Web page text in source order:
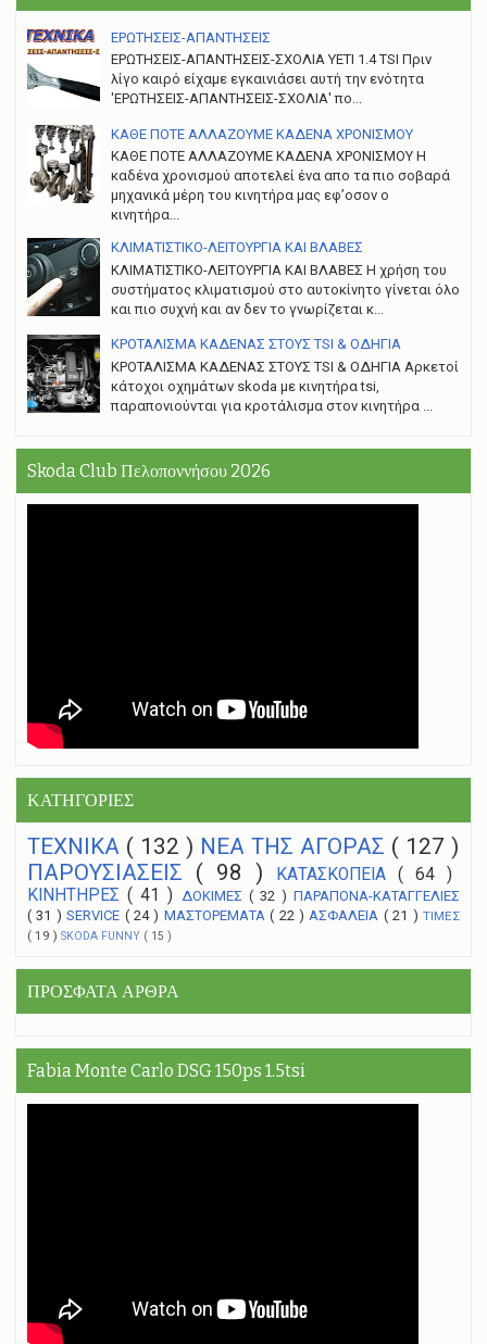
ΕΡΩΤΗΣΕΙΣ-ΑΠΑΝΤΗΣΕΙΣ
ΕΡΩΤΗΣΕΙΣ-ΑΠΑΝΤΗΣΕΙΣ-ΣΧΟΛΙΑ YETI 1.4 TSI Πριν
λίγο καιρό είχαμε εγκαινιάσει αυτή την ενότητα
'ΕΡΩΤΗΣΕΙΣ-ΑΠΑΝΤΗΣΕΙΣ-ΣΧΟΛΙΑ' πο...
ΚΑΘΕ ΠΟΤΕ ΑΛΛΑΖΟΥΜΕ ΚΑΔΕΝΑ ΧΡΟΝΙΣΜΟΥ
ΚΑΘΕ ΠΟΤΕ ΑΛΛΑΖΟΥΜΕ ΚΑΔΕΝΑ ΧΡΟΝΙΣΜΟΥ Η
καδένα χρονισμού αποτελεί ένα απο τα πιο σοβαρά
μηχανικά μέρη του κινητήρα μας εφ’οσον ο
κινητήρα...
ΚΛΙΜΑΤΙΣΤΙΚΟ-ΛΕΙΤΟΥΡΓΙΑ ΚΑΙ ΒΛΑΒΕΣ
ΚΛΙΜΑΤΙΣΤΙΚΟ-ΛΕΙΤΟΥΡΓΙΑ ΚΑΙ ΒΛΑΒΕΣ H χρήση του
συστήματος κλιματισμού στο αυτοκίνητο γίνεται όλο
και πιο συχνή και αν δεν το γνωρίζεται κ...
ΚΡΟΤΑΛΙΣΜΑ ΚΑΔΕΝΑΣ ΣΤΟΥΣ TSI & ΟΔΗΓΙΑ
ΚΡΟΤΑΛΙΣΜΑ ΚΑΔΕΝΑΣ ΣΤΟΥΣ TSI & ΟΔΗΓΙΑ Αρκετοί
κάτοχοι οχημάτων skoda με κινητήρα tsi,
παραπονιούνται για κροτάλισμα στον κινητήρα ...
Skoda Club Πελοποννήσου 2026
ΚΑΤΗΓΟΡΙΕΣ
ΤΕΧΝΙΚΑ ( 132 ) NEA THΣ ΑΓΟΡΑΣ ( 127 )
ΠΑΡΟΥΣΙΑΣΕΙΣ ( 98 ) ΚΑΤΑΣΚΟΠΕΙΑ ( 64 )
ΚΙΝΗΤΗΡΕΣ( 41 ) ΔΟΚΙΜΕΣ ( 32 ) ΠΑΡΑΠΟΝΑ-ΚΑΤΑΓΓΕΛΙΕΣ
( 31 )SERVICE ( 24 ) ΜΑΣΤΟΡΕΜΑΤΑ( 22 )ΑΣΦΑΛΕΙΑ ( 21 )ΤΙΜΕΣ
( 19 ) SKODA FUNNY ( 15 )
ΠΡΟΣΦΑΤΑ ΑΡΘΡΑ
Fabia Monte Carlo DSG 150ps 1.5tsi